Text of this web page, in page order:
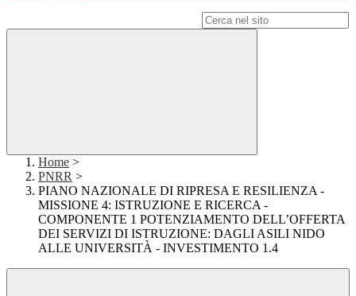
Home >
PNRR >
PIANO NAZIONALE DI RIPRESA E RESILIENZA -
MISSIONE 4: ISTRUZIONE E RICERCA -
COMPONENTE 1 POTENZIAMENTO DELL’OFFERTA
DEI SERVIZI DI ISTRUZIONE: DAGLI ASILI NIDO
ALLE UNIVERSITÀ - INVESTIMENTO 1.4